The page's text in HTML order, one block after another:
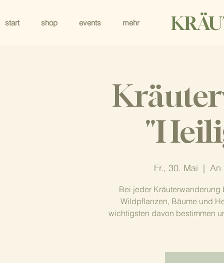
start shop events mehr
Fr., 30. Mai
  |
An
Bei jeder
Wildpflanzen, Bäume und
wichtigsten davon bestimmen